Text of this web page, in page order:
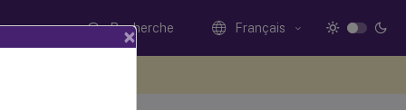
Recherche Français
×